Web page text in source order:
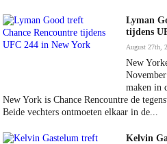
Lyman
tijdens
August 27th,
New
maken in
New York is Chance Rencountre de
Beide vechters ontmoeten elkaar in de...
Kelvin